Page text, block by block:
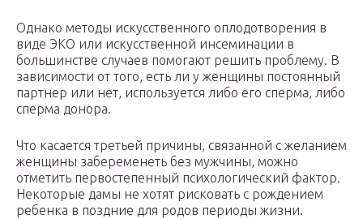
Однако методы искусственного оплодотворения в
виде ЭКО или искусственной инсеминации в
большинстве случаев помогают решить проблему. В
зависимости от того, есть ли у женщины постоянный
партнер или нет, используется либо его сперма, либо
сперма донора.
Что касается третьей причины, связанной с желанием
женщины забеременеть без мужчины, можно
отметить первостепенный психологический фактор.
Некоторые дамы не хотят рисковать с рождением
ребенка в поздние для родов периоды жизни.